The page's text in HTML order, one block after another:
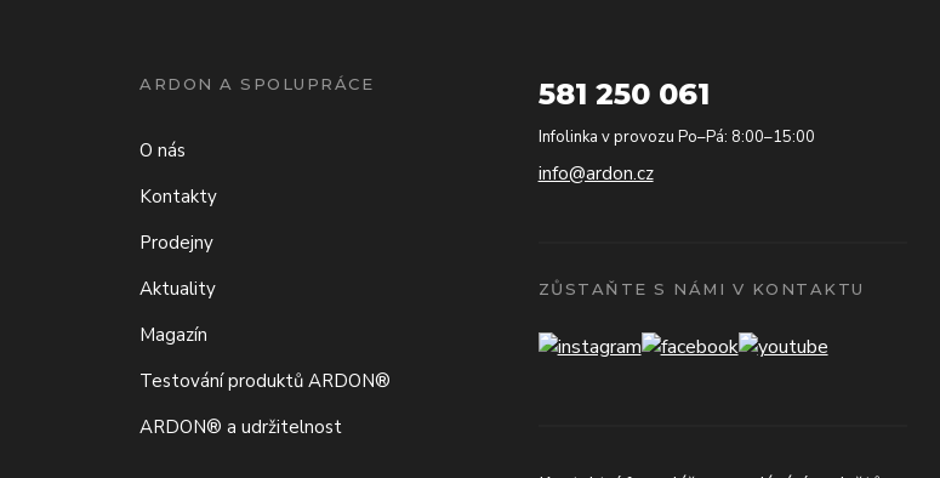
ARDON A SPOLUPRÁCE
O nás
Kontakty
Prodejny
Aktuality
Magazín
Testování produktů ARDON®
ARDON® a udržitelnost
581 250 061
Infolinka v provozu Po–Pá: 8:00–15:00
info@ardon.cz
ZŮSTAŇTE S NÁMI V KONTAKTU